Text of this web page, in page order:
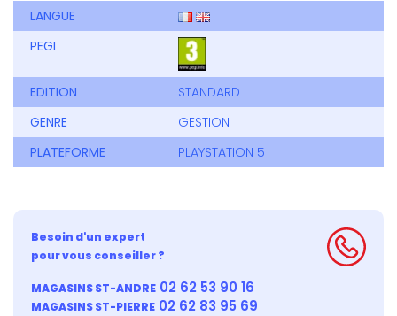
LANGUE
PEGI
EDITION
STANDARD
GENRE
GESTION
PLATEFORME
PLAYSTATION 5
Besoin d'un expert
pour vous conseiller ?
MAGASINS ST-ANDRE 02 62 53 90 16
MAGASINS ST-PIERRE 02 62 83 95 69